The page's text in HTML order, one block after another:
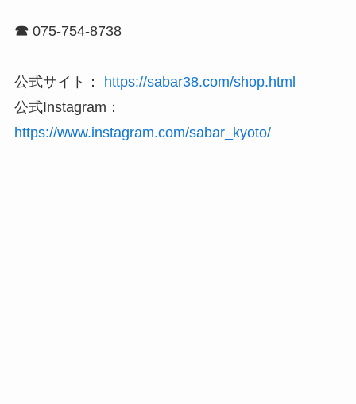
☎ 075-754-8738
公式サイト：
https://sabar38.com/shop.html
公式Instagram：
https://www.instagram.com/sabar_kyoto/